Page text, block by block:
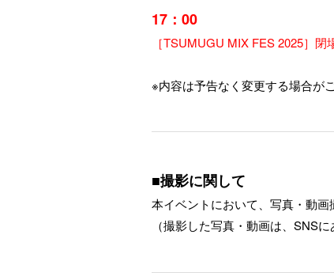
17：00
［TSUMUGU MIX FES 2025］閉
※内容は予告なく変更する場合が
■撮影に関して
本イベントにおいて、写真・動画
（撮影した写真・動画は、SNS